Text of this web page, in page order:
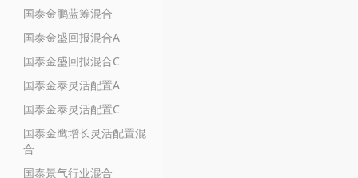
国泰金鹏蓝筹混合
国泰金盛回报混合A
国泰金盛回报混合C
国泰金泰灵活配置A
国泰金泰灵活配置C
国泰金鹰增长灵活配置混
合
国泰景气行业混合